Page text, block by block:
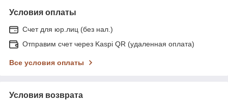
Условия оплаты
Счет для юр.лиц (без нал.)
Отправим счет через Kaspi QR (удаленная оплата)
Все условия оплаты
Условия возврата